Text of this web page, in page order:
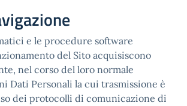
e le procedure software
del Sito acquisiscono
nel corso del loro normale
Dati Personali la cui trasmissione è
dei protocolli di comunicazione di